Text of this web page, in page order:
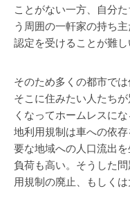
ことがない一方、自分
う周囲の一軒家の持ち
認定を受けることが難し
そのため多くの都市で
そこに住みたい人たち
くなってホームレスに
地利用規制は車への依
要な地域への人口流出
負荷も高い。そうした
用規制の廃止、もしくは